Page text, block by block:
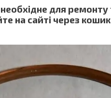
для ремонту
на сайті через